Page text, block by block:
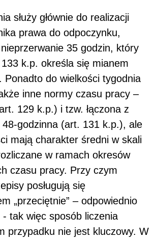
służy głównie do realizacji
prawa do odpoczynku,
35 godzin, który
k.p. określa się mianem
Ponadto do wielkości tygodnia
inne normy czasu pracy –
129 k.p.) i tzw. łączona z
48-godzinna (art. 131 k.p.), ale
mają charakter średni w skali
w ramach okresów
czasu pracy. Przy czym
posługują się
„przeciętnie” – odpowiednio
tak więc sposób liczenia
przypadku nie jest kluczowy. W